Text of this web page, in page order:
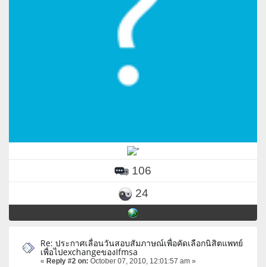
106
24
Re: ประกาศเลื่อนวันสอบสัมภาษณ์เพื่อคัดเลือกนิสิตแพทย์
เพื่อไปexchangeของIfmsa
« Reply #2 on: October 07, 2010, 12:01:57 am »